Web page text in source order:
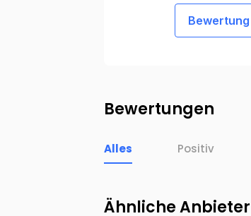
Bewertungen
Alles Positiv
Ähnliche Anbieter